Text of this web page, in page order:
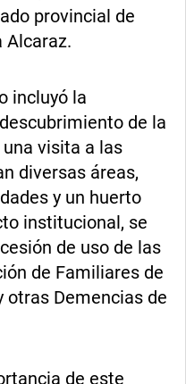
provincial de
Alcaraz.
incluyó la
de la
visita a las
diversas áreas,
y un huerto
institucional, se
de uso de las
de Familiares de
otras Demencias de
de este